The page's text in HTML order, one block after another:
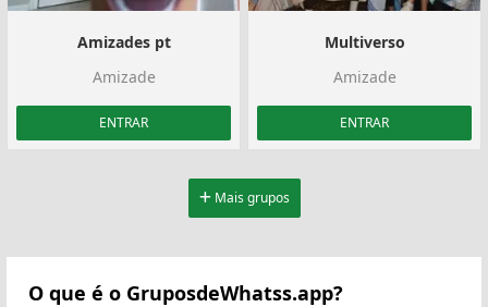
Amizades pt
Amizade
ENTRAR
Multiverso
Amizade
ENTRAR
Mais grupos
O que é o GruposdeWhatss.app?